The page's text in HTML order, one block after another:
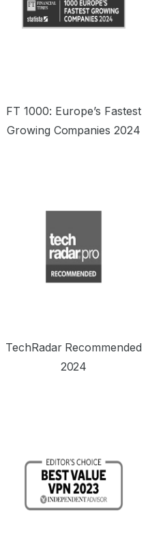
FT 1000: Europe’s Fastest
Growing Companies 2024
TechRadar Recommended
2024